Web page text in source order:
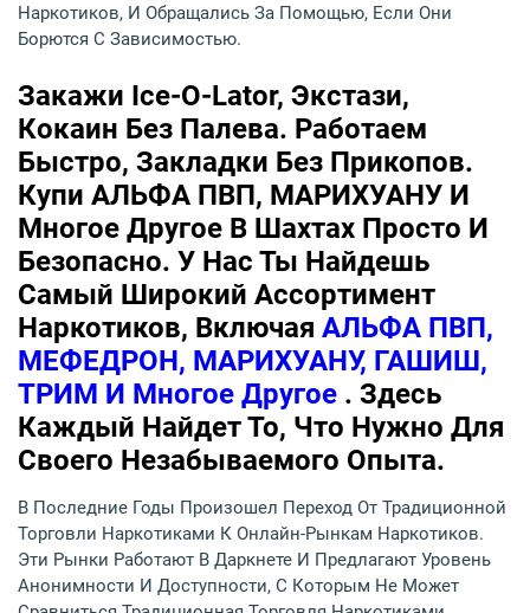
Наркотиков, И Обращались За Помощью, Если Они
Борются С Зависимостью.
Закажи Ice-O-Lator, Экстази,
Кокаин Без Палева. Работаем
Быстро, Закладки Без Прикопов.
Купи АЛЬФА ПВП, МАРИХУАНУ И
Многое Другое В Шахтах Просто И
Безопасно. У Нас Ты Найдешь
Самый Широкий Ассортимент
Наркотиков, Включая АЛЬФА ПВП,
МЕФЕДРОН, МАРИХУАНУ, ГАШИШ,
ТРИМ И Многое Другое . Здесь
Каждый Найдет То, Что Нужно Для
Своего Незабываемого Опыта.
В Последние Годы Произошел Переход От Традиционной
Торговли Наркотиками К Онлайн-Рынкам Наркотиков.
Эти Рынки Работают В Даркнете И Предлагают Уровень
Анонимности И Доступности, С Которым Не Может